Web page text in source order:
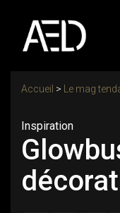
Accueil > Le mag
Inspiration